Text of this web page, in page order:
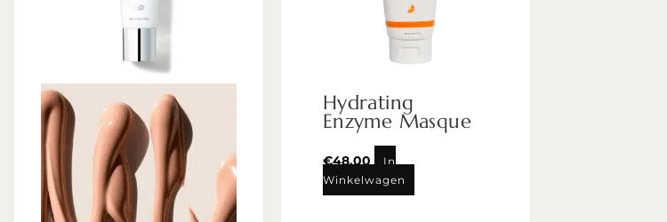
Hydrating
Enzyme Masque
€48,00
In
Winkelwagen